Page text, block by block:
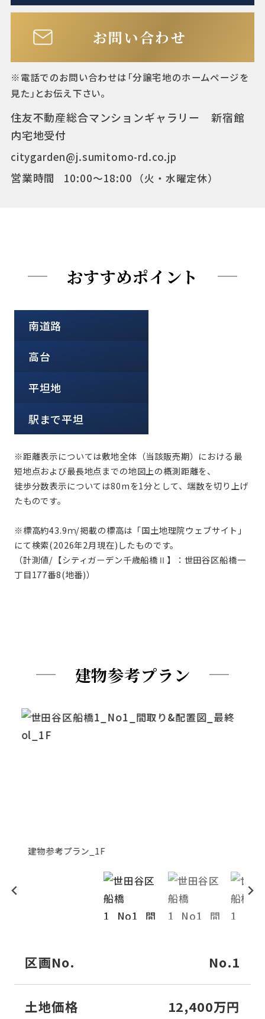
お問い合わせ
※電話でのお問い合わせは「分譲宅地のホームページを
見た」とお伝え下さい。
住友不動産総合マンションギャラリー 新宿館
内宅地受付
citygarden@j.sumitomo-rd.co.jp
営業時間 10:00〜18:00 （火・水曜定休）
おすすめポイント
南道路
高台
平坦地
駅まで平坦
※距離表示については敷地全体（当該販売期）における最
短地点および最長地点までの地図上の概測距離を、
徒歩分数表示については80mを1分として、端数を切り上げ
たものです。
※標高約43.9ｍ/掲載の標高は「国土地理院ウェブサイト」
にて検索(2026年2月現在)したものです。
（計測値/【シティガーデン千歳船橋Ⅱ】：世田谷区船橋一
丁目177番8(地番)）
建物参考プラン
区画No. No.1
土地価格 12,400万円
建物参考プラン_1F